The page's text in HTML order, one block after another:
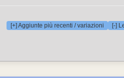
[+] Aggiunte più recenti / variazioni [-]